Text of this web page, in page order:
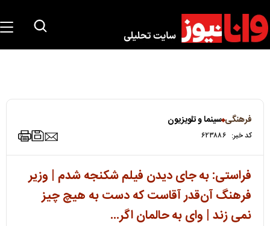
فرهنگی سینما و تلویزیون
کد خبر: ۶۲۳۸۸۶
فراستی: به جای دیدن فیلم شکنجه شدم | وزیر
فرهنگ آن‌قدر آقاست که دست به هیچ چیز
نمی زند | وای به حالمان اگر...